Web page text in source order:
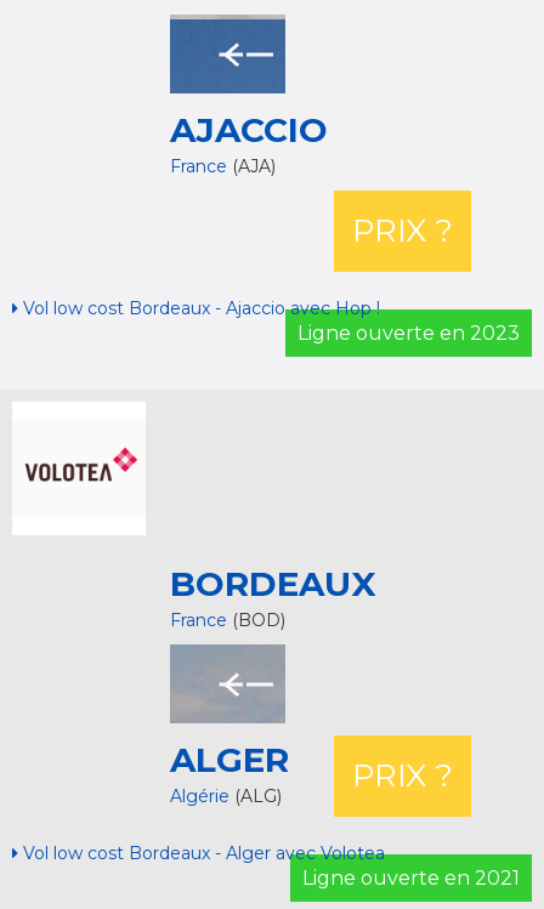
AJACCIO
France (AJA)
PRIX ?
Vol low cost Bordeaux - Ajaccio avec Hop !
Ligne ouverte en 2023
BORDEAUX
France (BOD)
ALGER
Algérie (ALG)
PRIX ?
Vol low cost Bordeaux - Alger avec Volotea
Ligne ouverte en 2021